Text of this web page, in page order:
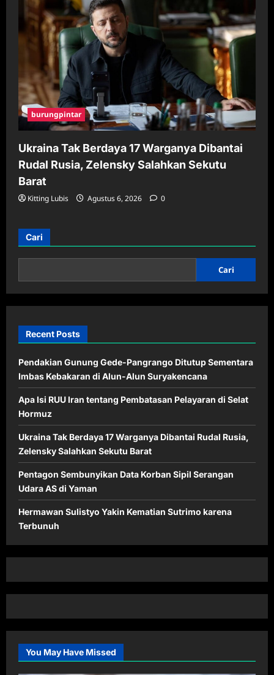
burungpintar
Ukraina Tak Berdaya 17 Warganya Dibantai
Rudal Rusia, Zelensky Salahkan Sekutu
Barat
Kitting Lubis Agustus 6, 2026 0
Cari
Cari
Recent Posts
Pendakian Gunung Gede-Pangrango Ditutup Sementara
Imbas Kebakaran di Alun-Alun Suryakencana
Apa Isi RUU Iran tentang Pembatasan Pelayaran di Selat
Hormuz
Ukraina Tak Berdaya 17 Warganya Dibantai Rudal Rusia,
Zelensky Salahkan Sekutu Barat
Pentagon Sembunyikan Data Korban Sipil Serangan
Udara AS di Yaman
Hermawan Sulistyo Yakin Kematian Sutrimo karena
Terbunuh
You May Have Missed